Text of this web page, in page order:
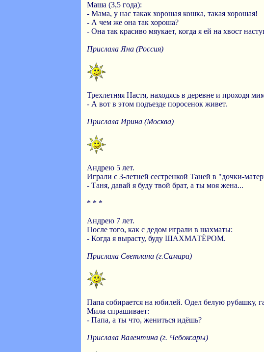
Маша (3,5 года):
- Мама, у нас такак хорошая кошка, такая хорошая!
- А чем же она так хороша?
- Она так красиво мяукает, когда я ей на хвост
Прислала Яна (Россия)
Трехлетняя Настя, находясь в деревне и проходя
- А вот в этом подъезде поросенок живет.
Прислала Ирина (Москва)
Андрею 5 лет.
Играли с 3-летней сестренкой Таней в "дочки-
- Таня, давай я буду твой брат, а ты моя жена...
* * *
Андрею 7 лет.
После того, как с дедом играли в шахматы:
- Когда я вырасту, буду ШАХМАТЁРОМ.
Прислала Светлана (г.Самара)
Папа собирается на юбилей. Одел белую рубашку,
Мила спрашивает:
- Папа, а ты что, жениться идёшь?
Прислала Валентина (г. Чебоксары)